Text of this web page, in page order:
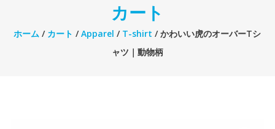
カート
ホーム / カート /Apparel / T-shirt / かわいい虎のオーバーTシ
ャツ｜動物柄